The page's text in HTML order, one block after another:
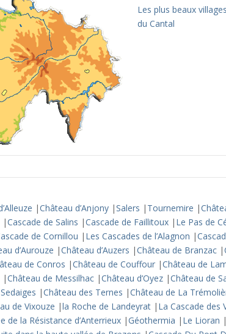
Les plus beaux
du Cantal
|Château d’Anjony |Salers | Tournemire |
|Cascade de Salins |Cascade de Faillitoux | Le Pas de
de Cornillou | Les Cascades de l’Alagnon |
d’Aurouze |Château d’Auzers |Château de Branzac |
de Conros |Château de Couffour |Château de
|Château de Messilhac |Château d’Oyez |Château de
|Château des Ternes |Château de La
de Vixouze |la Roche de Landeyrat | La Cascade des
de la Résistance d’Anterrieux |Géothermia | Le Lioran |